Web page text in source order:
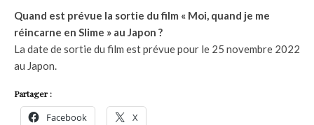
Quand est prévue la sortie du film « Moi, quand je me
réincarne en Slime » au Japon ?
La date de sortie du film est prévue pour le 25 novembre 2022
au Japon.
Partager :
Facebook X